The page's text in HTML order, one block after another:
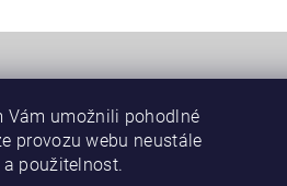
do pouzdra JAP |
Vám umožnili pohodlné
provozu webu neustále
použitelnost.